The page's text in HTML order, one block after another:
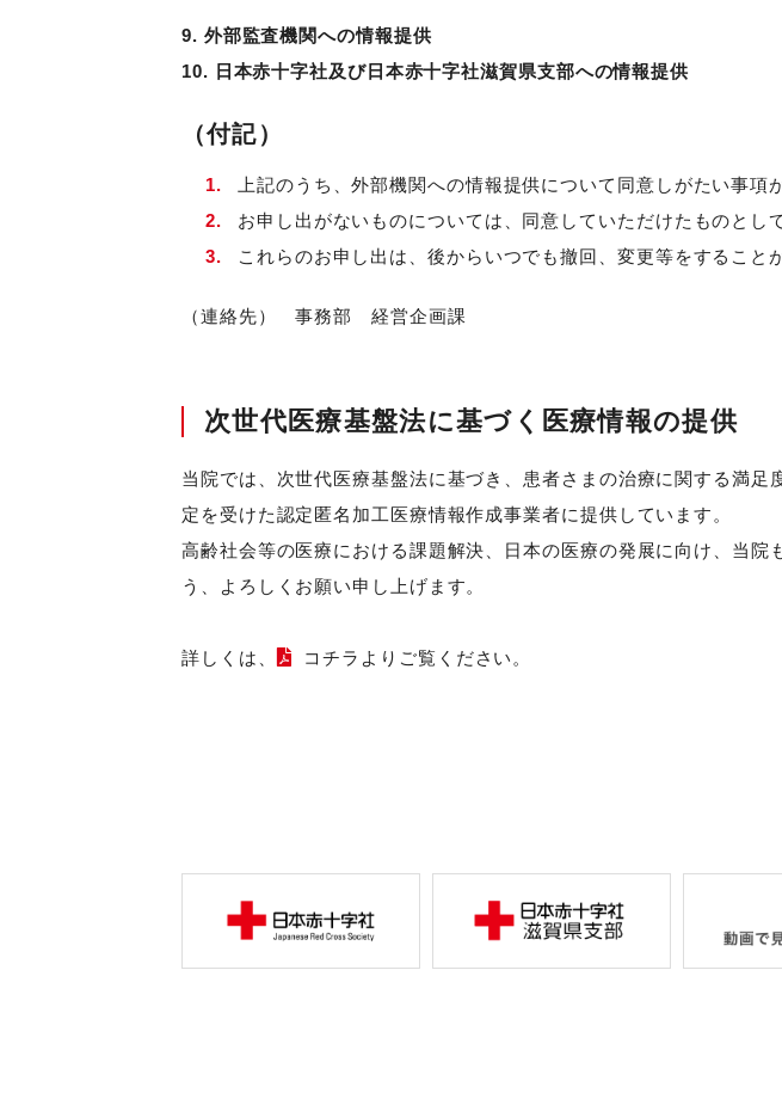
9. 外部監査機関への情報提供
10. 日本赤十字社及び日本赤十字社滋賀県支部への情報提供
（付記）
上記のうち、外部機関への情報提供について同意しがたい事項
お申し出がないものについては、同意していただけたものとし
これらのお申し出は、後からいつでも撤回、変更等をすること
（連絡先） 事務部 経営企画課
次世代医療基盤法に基づく医療情報の提供
当院では、次世代医療基盤法に基づき、患者さまの治療に関する満
定を受けた認定匿名加工医療情報作成事業者に提供しています。
高齢社会等の医療における課題解決、日本の医療の発展に向け、当
う、よろしくお願い申し上げます。
詳しくは、 コチラ よりご覧ください。